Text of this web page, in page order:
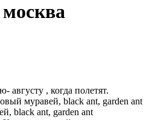
августу , когда полетят.
муравей, black ant, garden ant
black ant, garden ant